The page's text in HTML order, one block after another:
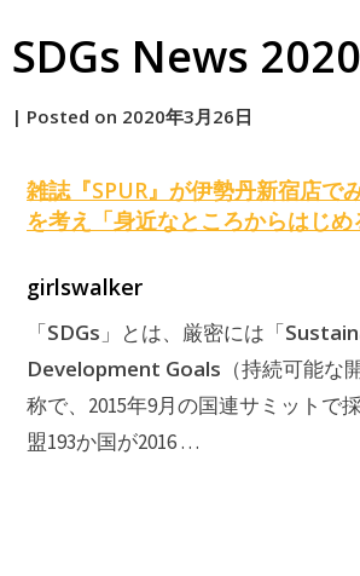
SDGs News
by
| Posted on 2020年3月26日
雑誌『SPUR』が伊勢丹新宿店で
を考え「身近なところからはじめ
girlswalker
「SDGs 」とは、厳密には「
Development Goals （持続可能な
称で、2015年9月の国連サミットで
盟193か国が2016 …